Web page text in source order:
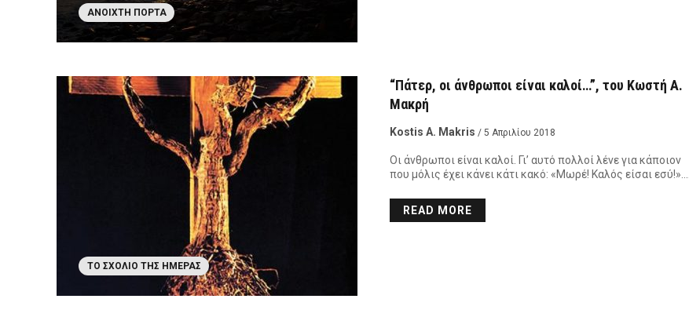
ΑΝΟΙΧΤΉ ΠΌΡΤΑ
ΤΟ ΣΧΌΛΙΟ ΤΗΣ ΗΜΈΡΑΣ
“Πάτερ, οι άνθρωποι είναι καλοί…”, του Κωστή Α.
Μακρή
Kostis A. Makris / 5 Απριλίου 2018
Οι άνθρωποι είναι καλοί. Γι’ αυτό πολλοί λένε για κάποιον
που μόλις έχει κάνει κάτι κακό: «Μωρέ! Καλός είσαι εσύ!»….
READ MORE